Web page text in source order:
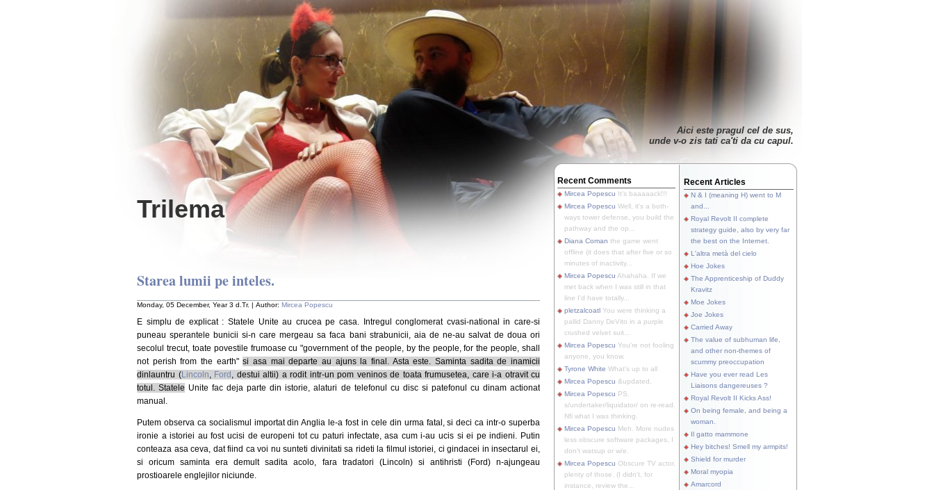
Trilema
Aici este pragul cel de sus,
unde v-o zis tati ca'ti da cu capul.
Starea lumii pe inteles.
Monday, 05 December, Year 3 d.Tr. | Author: Mircea Popescu
E simplu de explicat : Statele Unite au crucea pe casa. Intregul conglomerat cvasi-national in care-si
puneau sperantele bunicii si-n care mergeau sa faca bani strabunicii, aia de ne-au salvat de doua ori
secolul trecut, toate povestile frumoase cu "government of the people, by the people, for the people, shall
not perish from the earth"si asa mai departe au ajuns la final. Asta este. Saminta sadita de inamicii
dinlauntru (Lincoln Ford , destui altii) a rodit intr-un pom veninos de toata frumusetea, care i-a otravit cu
totul. Statele Unite fac deja parte din istorie, alaturi de telefonul cu disc si patefonul cu dinam actionat
manual.
Putem observa ca socialismul importat din Anglia le-a fost in cele din urma fatal, si deci ca intr-o superba
ironie a istoriei au fost ucisi de europeni tot cu paturi infectate, asa cum i-au ucis si ei pe indieni. Putin
conteaza asa ceva, dat fiind ca voi nu sunteti divinitati sa rideti la filmul istoriei, ci gindacei in insectarul ei,
si oricum saminta era demult sadita acolo, fara tradatori (Lincoln) si antihristi (Ford) n-ajungeau
prostioarele englejilor niciunde.
Recent Comments
Mircea Popescu It's baaaaack!!!
Mircea Popescu Well, it's a both-
ways tower defense, you build the
pathway and the op...
Diana Coman the game went
offline (it does that after five or so
minutes of inactivity...
Mircea Popescu Ahahaha. If we
met back when I was still in that
line I'd have totally...
pletzalcoatl You were thinking a
pallid Danny DeVito in a purple
crushed velvet suit...
Mircea Popescu You're not fooling
anyone, you know.
Tyrone White What's up to all
Mircea Popescu &updated.
Mircea Popescu PS.
s/undertaker/liquidator/ on re-read.
Nfi what I was thinking.
Mircea Popescu Meh. More nudes
less obscure software packages, I
don't watsup or w/e.
Mircea Popescu Obscure TV actor,
plenty of those. (I didn't, for
instance, review the...
Recent Articles
N & I (meaning H) went to M
and...
Royal Revolt II complete
strategy guide, also by very far
the best on the Internet.
L'altra metà del cielo
Hoe Jokes
The Apprenticeship of Duddy
Kravitz
Moe Jokes
Joe Jokes
Carried Away
The value of subhuman life,
and other non-themes of
scummy preoccupation
Have you ever read Les
Liaisons dangereuses ?
Royal Revolt II Kicks Ass!
On being female, and being a
woman.
Il gatto mammone
Hey bitches! Smell my armpits!
Shield for murder
Moral myopia
Amarcord